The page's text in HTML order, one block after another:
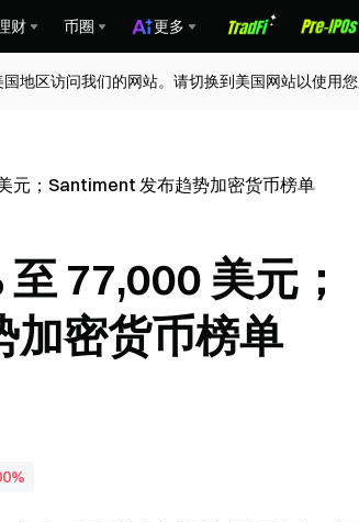
财 币圈 更多
地区访问我们的网站。请切换到美国网站以使用您
元；Santiment 发布趋势加密货币榜单
77,000 美元；
加密货币榜单